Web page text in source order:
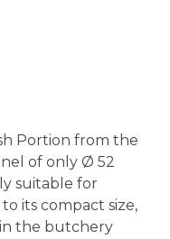
Portion from the
of only Ø 52
suitable for
its compact size,
the butchery